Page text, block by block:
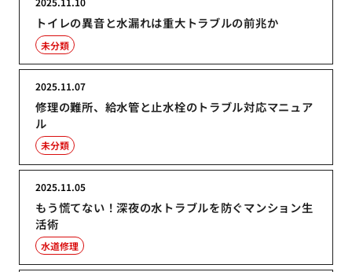
トイレの異音と水漏れは重大トラブルの前兆か
未分類
修理の難所、給水管と止水栓のトラブル対応マニュア
ル
2025.11.07
未分類
もう慌てない！深夜の水トラブルを防ぐマンション生
活術
2025.11.05
水道修理